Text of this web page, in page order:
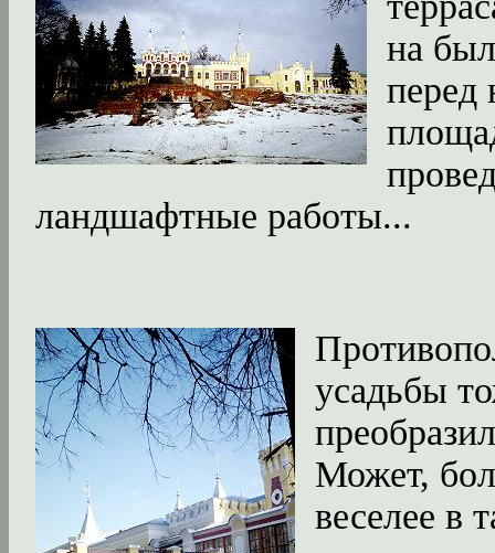
на
перед
ландшафтные работы...
усадьбы
Может,
веселее в